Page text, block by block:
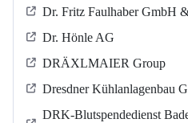
Dr. Fritz Faulhaber GmbH
Dr. Hönle AG
DRÄXLMAIER Group
Dresdner Kühlanlagenbau
DRK-Blutspendedienst